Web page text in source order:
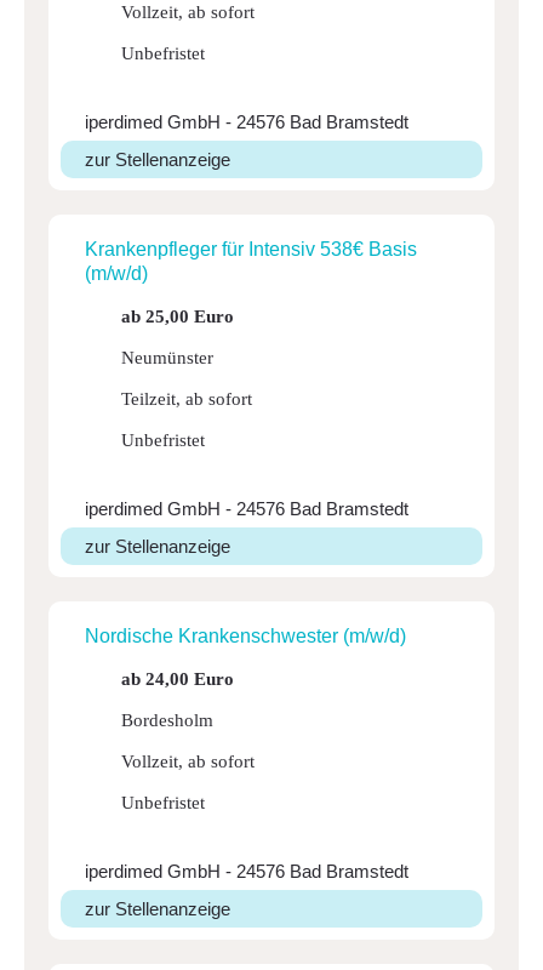
Vollzeit, ab sofort
Unbefristet
iperdimed GmbH - 24576 Bad Bramstedt
zur Stellenanzeige
Kran­ken­pfleger für Intensiv 538€ Basis
(m/w/d)
ab 25,00 Euro
Neumünster
Teilzeit, ab sofort
Unbefristet
iperdimed GmbH - 24576 Bad Bramstedt
zur Stellenanzeige
Nordi­sche Kran­ken­schwester (m/w/d)
ab 24,00 Euro
Bordesholm
Vollzeit, ab sofort
Unbefristet
iperdimed GmbH - 24576 Bad Bramstedt
zur Stellenanzeige